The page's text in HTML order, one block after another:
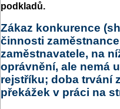
podkladů.
Zákaz konkurence
činnosti
zaměstnavatele, na
oprávnění, ale nemá
rejstříku; doba trvání
překážek v práci na